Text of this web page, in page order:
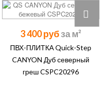
3 400 руб
ПВХ-ПЛИТКА Quick-Step
CANYON Дуб северный
греш CSPC20296